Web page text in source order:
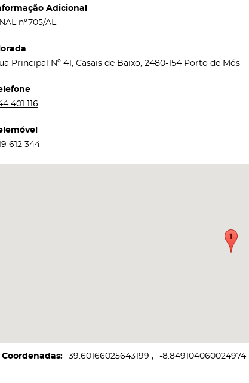
Adicional
nº705/AL
Principal Nº 41, Casais de Baixo, 2480-154 Porto de Mós
401 116
612 344
Coordenadas 39.60166025643199 -8.849104060024974